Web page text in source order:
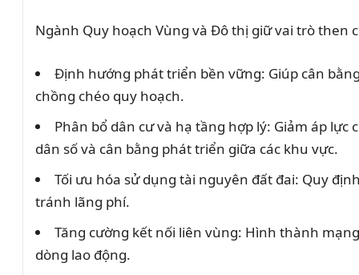
Ngành Quy hoạch Vùng và Đô thị giữ vai trò
Định hướng phát triển bền vững: Giúp cân
chồng chéo quy hoạch.
Phân bổ dân cư và hạ tầng hợp lý: Giảm áp
dân số và cân bằng phát triển giữa các khu vực.
Tối ưu hóa sử dụng tài nguyên đất đai: Quy
tránh lãng phí.
Tăng cường kết nối liên vùng: Hình thành
dòng lao động.